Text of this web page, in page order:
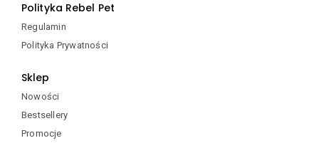
Polityka Rebel Pet
Regulamin
Polityka Prywatności
Sklep
Nowości
Bestsellery
Promocje